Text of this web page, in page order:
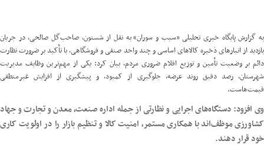
به گزارش پایگاه خبری تحلیلی «سیب و سوران» به نقل ازشستون، صاحب‌گل صالحی، در جریان
بازدید از انبارهای ذخیره کالاهای اساسی و چند واحد صنفی و فروشگاهی، با تأکید بر ضرورت نظارت
دائم بر وضعیت تأمین و توزیع اقلام ضروری مردم، بیان کرد: یکی از مهم‌ترین وظایف مدیریت
شهرستان، رصد دقیق روند عرضه، جلوگیری از کمبود، و پیشگیری از افزایش غیرمنطقی
قیمت‌هاست.
وی افزود: دستگاه‌های اجرایی و نظارتی از جمله اداره صنعت، معدن و تجارت و جهاد
کشاورزی موظف‌اند با همکاری مستمر، امنیت کالا و تنظیم بازار را در اولویت کاری
خود قرار دهند.